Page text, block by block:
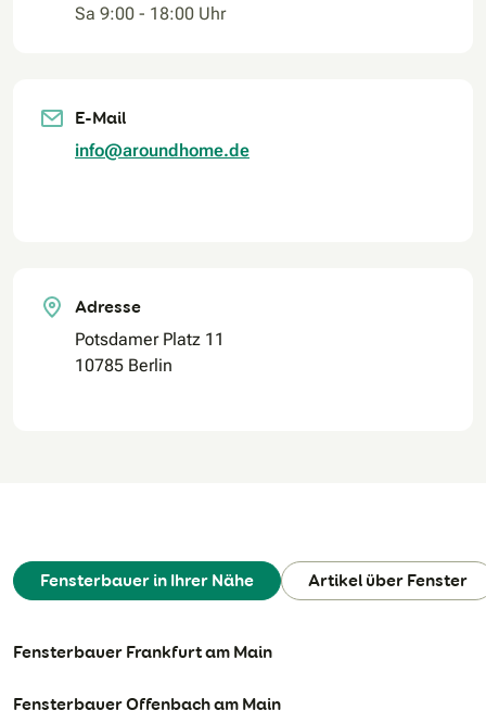
Sa 9:00 - 18:00 Uhr
E-Mail
info@aroundhome.de
Adresse
Potsdamer Platz 11
10785 Berlin
Fensterbauer in Ihrer Nähe Artikel über Fenster
Fensterbauer Frankfurt am Main
Fensterbauer Offenbach am Main